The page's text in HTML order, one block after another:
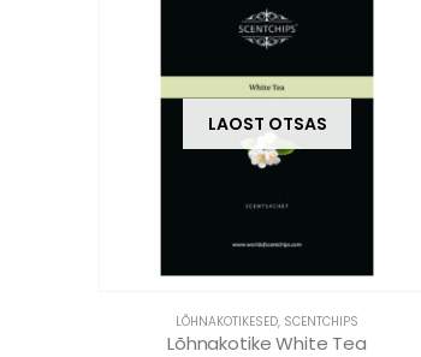
LAOST OTSAS
LÕHNAKOTIKESED, SCENTCHIPS
Lõhnakotike White Tea